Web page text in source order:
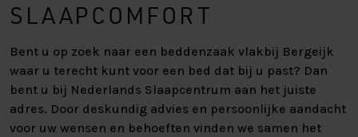
SLAAPCOMFORT
Bent u op zoek naar een beddenzaak vlakbij Bergeijk
waar u terecht kunt voor een bed dat bij u past? Dan
bent u bij Nederlands Slaapcentrum aan het juiste
adres. Door deskundig advies en persoonlijke aandacht
voor uw wensen en behoeften vinden we samen het